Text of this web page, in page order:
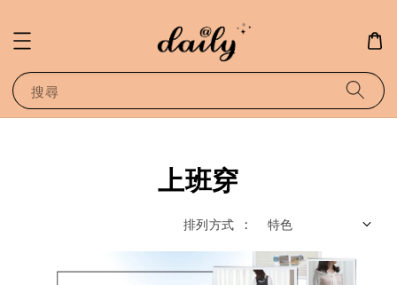
搜尋
上班穿
排列方式 :